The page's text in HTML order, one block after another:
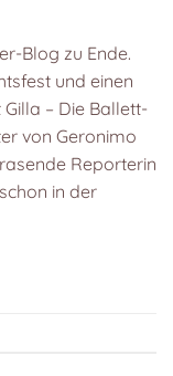
Blog zu Ende.
und einen
– Die Ballett-
von Geronimo
Reporterin
in der